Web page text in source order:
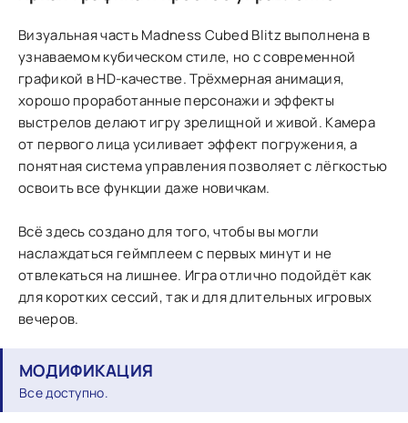
Визуальная часть Madness Cubed Blitz выполнена в
узнаваемом кубическом стиле, но с современной
графикой в HD-качестве. Трёхмерная анимация,
хорошо проработанные персонажи и эффекты
выстрелов делают игру зрелищной и живой. Камера
от первого лица усиливает эффект погружения, а
понятная система управления позволяет с лёгкостью
освоить все функции даже новичкам.
Всё здесь создано для того, чтобы вы могли
наслаждаться геймплеем с первых минут и не
отвлекаться на лишнее. Игра отлично подойдёт как
для коротких сессий, так и для длительных игровых
вечеров.
МОДИФИКАЦИЯ
Все доступно.